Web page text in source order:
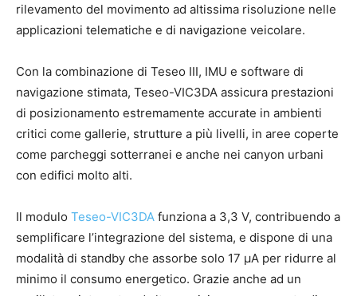
rilevamento del movimento ad altissima risoluzione nelle
applicazioni telematiche e di navigazione veicolare.
Con la combinazione di Teseo III, IMU e software di
navigazione stimata, Teseo-VIC3DA assicura prestazioni
di posizionamento estremamente accurate in ambienti
critici come gallerie, strutture a più livelli, in aree coperte
come parcheggi sotterranei e anche nei canyon urbani
con edifici molto alti.
Il modulo Teseo-VIC3DA funziona a 3,3 V, contribuendo a
semplificare l’integrazione del sistema, e dispone di una
modalità di standby che assorbe solo 17 µA per ridurre al
minimo il consumo energetico. Grazie anche ad un